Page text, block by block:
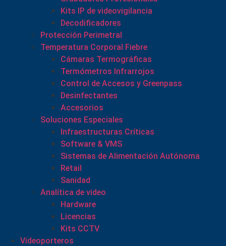
Kits IP de videovigilancia
Decodificadores
Protección Perimetral
Temperatura Corporal Fiebre
Cámaras Termográficas
Termómetros Infrarrojos
Control de Accesos y Greenpass
Desinfectantes
Accesorios
Soluciones Especiales
Infraestructuras Críticas
Software & VMS
Sistemas de Alimentación Autónoma
Retail
Sanidad
Analítica de video
Hardware
Licencias
Kits CCTV
Videoporteros